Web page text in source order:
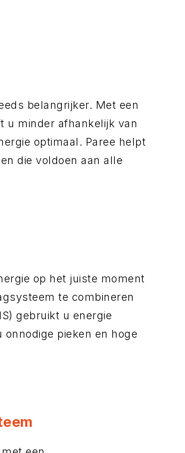
belangrijker. Met een
u minder afhankelijk van
optimaal. Paree helpt
die voldoen aan alle
op het juiste moment
te combineren
gebruikt u energie
pieken en hoge